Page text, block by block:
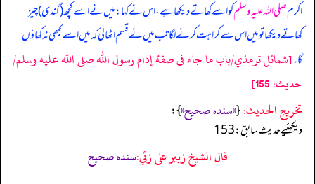
اکرمصلی اللہ علیہ وسلمکو اسے کھاتے دیکھا ہے، اس نے کہا: میں نے اسے کچھ (گندی) چیز
کھاتے دیکھا تو میں اس سے کراہت کرنے لگا تب میں نے قسم اٹھا لی کہ میں اسے کبھی نہ کھاؤں
گا۔[شمائل ترمذي/باب ما جاء فى صفة إدام رسول الله صلى الله عليه وسلم/
حدیث: 155]
تخریج الحدیث:{«سنده صحيح»}:
ديكهئيے حديث سابق:153
قال الشيخ زبير على زئي:سنده صحيح